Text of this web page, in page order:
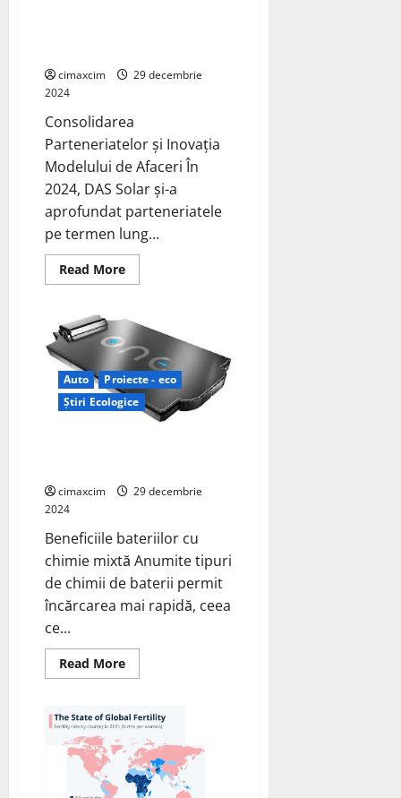
cimaxcim
29 decembrie
2024
Consolidarea
Parteneriatelor și Inovația
Modelului de Afaceri În
2024, DAS Solar și-a
aprofundat parteneriatele
pe termen lung...
Read MoreRead
more
DAS
Solar
pentru
2024:
Inovație
și
Expansiune
Globală
Auto
Proiecte - eco
Știri Ecologice
cimaxcim
29 decembrie
2024
Beneficiile bateriilor cu
chimie mixtă Anumite tipuri
de chimii de baterii permit
încărcarea mai rapidă, ceea
ce...
Read MoreRead
more
cu
Chimie
Mixtă
pentru
Vehicule
Electrice